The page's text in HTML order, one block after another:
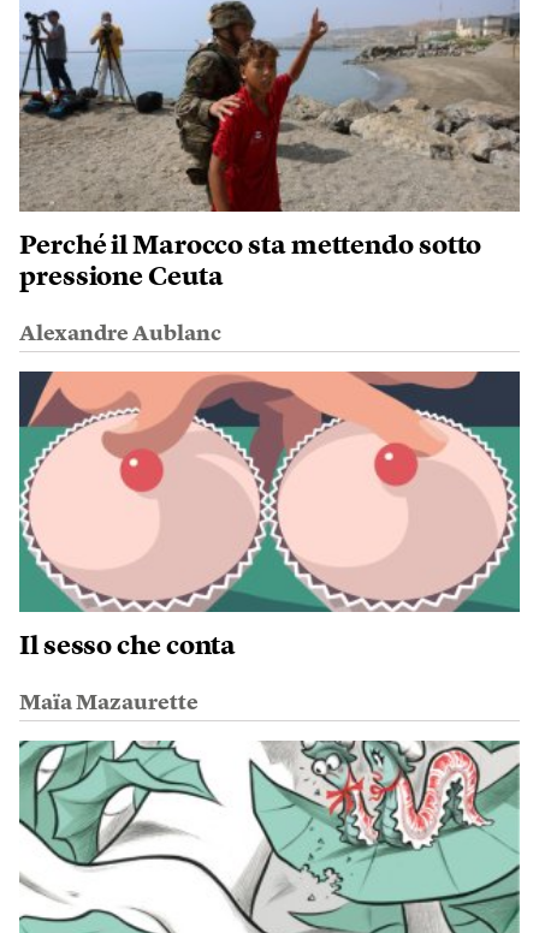
Perché il Marocco sta mettendo sotto
pressione Ceuta
Alexandre Aublanc
Il sesso che conta
Maïa Mazaurette